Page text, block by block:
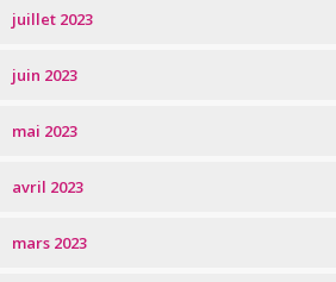
juillet 2023
juin 2023
mai 2023
avril 2023
mars 2023